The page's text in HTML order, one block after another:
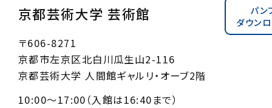
京都芸術大学 芸術館
パン
ダウン
〒606-8271
京都市左京区北白川瓜生山2-116
京都芸術大学 人間館ギャルリ・オーブ2階
10:00〜17:00（入館は16:40まで）